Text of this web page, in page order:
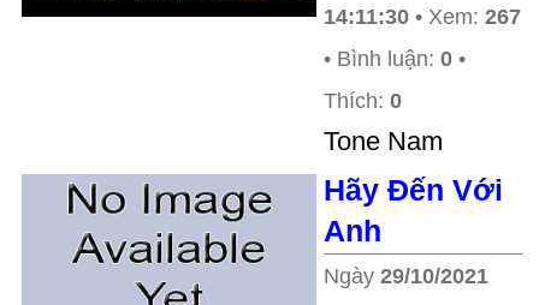
14:11:30 • Xem: 267
• Bình luận: 0 •
Thích: 0
Tone Nam
Hãy Đến Với
Anh
Ngày 29/10/2021